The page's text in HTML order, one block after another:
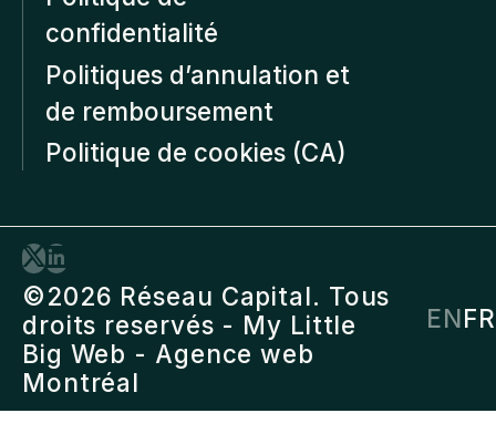
confidentialité
Politiques d’annulation et
de remboursement
Politique de cookies (CA)
©2026 Réseau Capital. Tous
droits reservés - My Little
Big Web - Agence web
Montréal
ENFR